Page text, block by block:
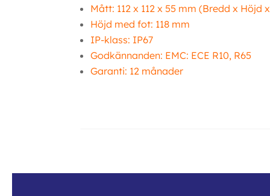
Mått: 112 x 112 x 55 mm (Bredd x Höjd
Höjd med fot: 118 mm
IP-klass: IP67
Godkännanden: EMC: ECE R10, R65
Garanti: 12 månader